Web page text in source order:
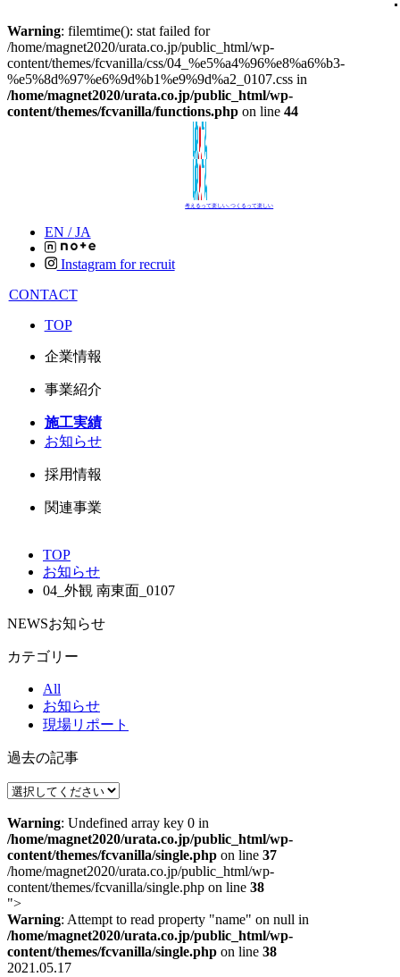
Warning: filemtime(): stat failed for
/home/magnet2020/urata.co.jp/public_html/wp-
content/themes/fcvanilla/css/04_%e5%a4%96%e8%a6%b3-
%e5%8d%97%e6%9d%b1%e9%9d%a2_0107.css in
/home/magnet2020/urata.co.jp/public_html/wp-
content/themes/fcvanilla/functions.php on line 44
考えるって楽しい､つくるって楽しい
EN /JA
Instagram for recruit
CONTACT
TOP
企業情報
事業紹介
施工実績
お知らせ
採用情報
関連事業
TOP
お知らせ
04_外観 南東面_0107
NEWSお知らせ
カテゴリー
All
お知らせ
現場リポート
過去の記事
Warning: Undefined array key 0 in
/home/magnet2020/urata.co.jp/public_html/wp-
content/themes/fcvanilla/single.php on line 37
/home/magnet2020/urata.co.jp/public_html/wp-
content/themes/fcvanilla/single.php on line 38
">
Warning: Attempt to read property "name" on null in
/home/magnet2020/urata.co.jp/public_html/wp-
content/themes/fcvanilla/single.php on line 38
2021.05.17